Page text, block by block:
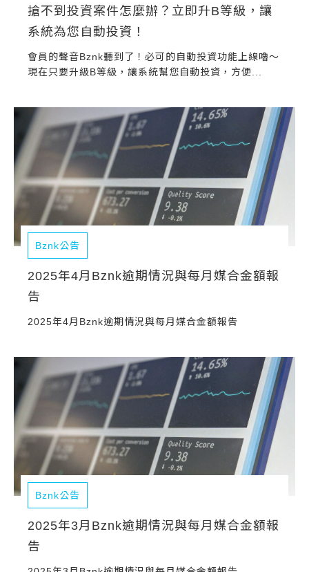
搶不到投資案件怎麼辦？立即升B等級，讓
系統為您自動投資！
會員的聲音Bznk聽到了！必可的自動投資功能上線嚕～
現在只要升級B等級，讓系統幫您自動投資，方便...
Bznk公告
2025年4月Bznk逾期情況與每月媒合金額報
告
2025年4月Bznk逾期情況與每月媒合金額報告
Bznk公告
2025年3月Bznk逾期情況與每月媒合金額報
告